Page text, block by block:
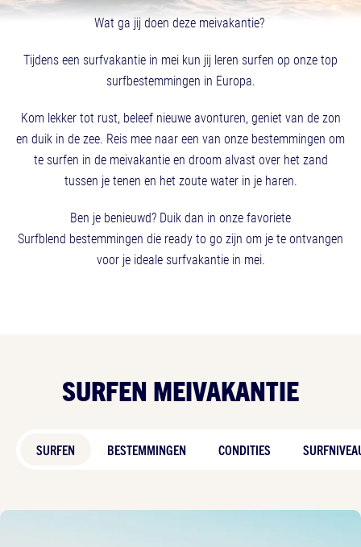
Wat ga jij doen deze meivakantie?
Tijdens een surfvakantie in mei kun jij leren surfen op onze top
surfbestemmingen in Europa.
Kom lekker tot rust, beleef nieuwe avonturen, geniet van de zon
en duik in de zee. Reis mee naar een van onze bestemmingen om
te surfen in de meivakantie en droom alvast over het zand
tussen je tenen en het zoute water in je haren.
Ben je benieuwd? Duik dan in onze favoriete
Surfblend bestemmingen die ready to go zijn om je te ontvangen
voor je ideale surfvakantie in mei.
SURFEN MEIVAKANTIE
SURFEN BESTEMMINGEN CONDITIES